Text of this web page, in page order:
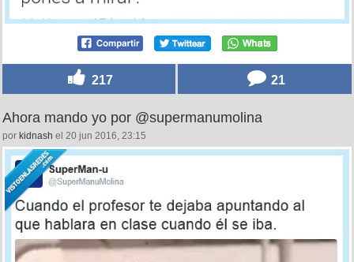
217 21
Ahora mando yo por @supermanumolina
por kidnash el 20 jun 2016, 23:15